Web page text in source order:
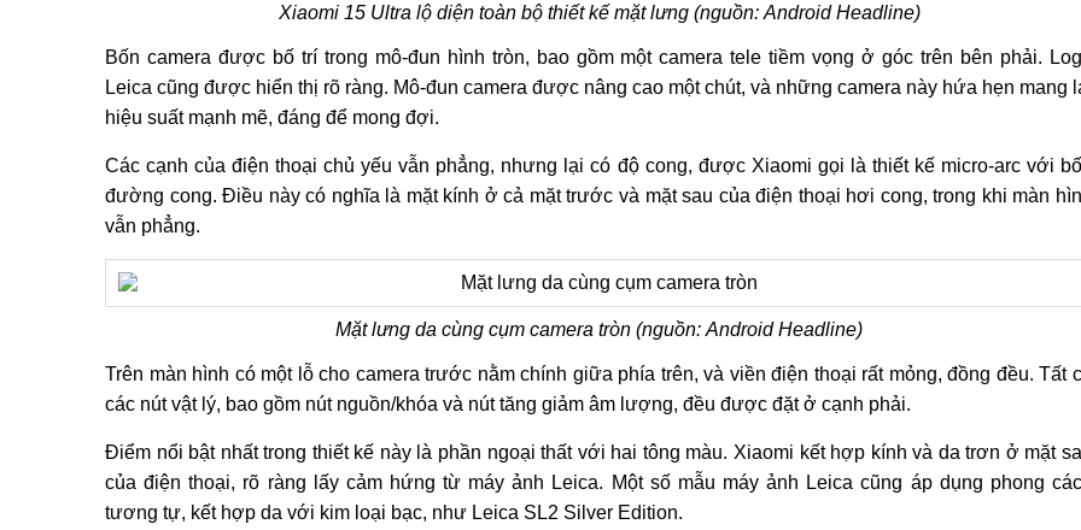
Xiaomi 15 Ultra lộ diện toàn bộ thiết kế mặt lưng (nguồn: Android Headline)
Bốn camera được bố trí trong mô-đun hình tròn, bao gồm một camera tele tiềm vọng ở góc trên bên phải.
Leica cũng được hiển thị rõ ràng. Mô-đun camera được nâng cao một chút, và những camera này hứa hẹn mang
hiệu suất mạnh mẽ, đáng để mong đợi.
Các cạnh của điện thoại chủ yếu vẫn phẳng, nhưng lại có độ cong, được Xiaomi gọi là thiết kế micro-arc với
đường cong. Điều này có nghĩa là mặt kính ở cả mặt trước và mặt sau của điện thoại hơi cong, trong khi màn
vẫn phẳng.
Mặt lưng da cùng cụm camera tròn (nguồn: Android Headline)
Trên màn hình có một lỗ cho camera trước nằm chính giữa phía trên, và viền điện thoại rất mỏng, đồng đều. Tất
các nút vật lý, bao gồm nút nguồn/khóa và nút tăng giảm âm lượng, đều được đặt ở cạnh phải.
Điểm nổi bật nhất trong thiết kế này là phần ngoại thất với hai tông màu. Xiaomi kết hợp kính và da trơn ở mặt
của điện thoại, rõ ràng lấy cảm hứng từ máy ảnh Leica. Một số mẫu máy ảnh Leica cũng áp dụng phong
tương tự, kết hợp da với kim loại bạc, như Leica SL2 Silver Edition.